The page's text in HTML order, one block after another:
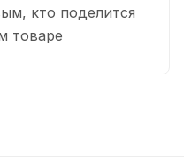
кто поделится
товаре